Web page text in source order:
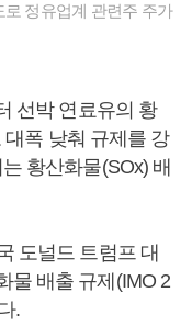
정유업계 관련주 주가
선박 연료유의 황
폭 낮춰 규제를 강
황산화물(SOx) 배
도널드 트럼프 대
물 배출 규제(IMO 2
.